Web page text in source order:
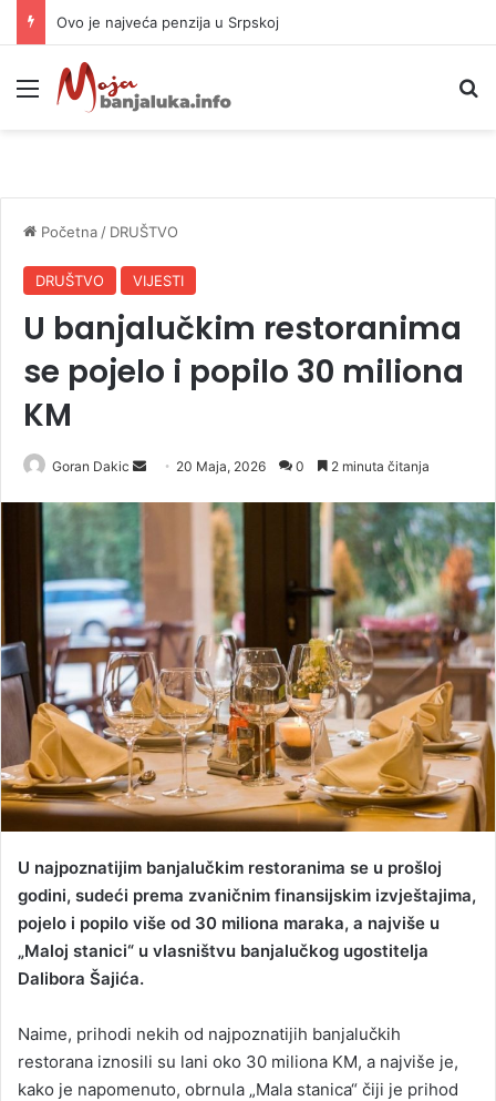
Ovo je najveća penzija u Srpskoj
Meni
Početna / DRUŠTVO
DRUŠTVO VIJESTI
U banjalučkim restoranima
se pojelo i popilo 30 miliona
KM
Goran Dakic
e
m
a
i
l
20 Maja, 2026 0 2 minuta čitanja
U najpoznatijim banjalučkim restoranima se u prošloj
godini, sudeći prema zvaničnim finansijskim izvještajima,
pojelo i popilo više od 30 miliona maraka, a najviše u
„Maloj stanici“ u vlasništvu banjalučkog ugostitelja
Dalibora Šajića.
Naime, prihodi nekih od najpoznatijih banjalučkih
restorana iznosili su lani oko 30 miliona KM, a najviše je,
kako je napomenuto, obrnula „Mala stanica“ čiji je prihod